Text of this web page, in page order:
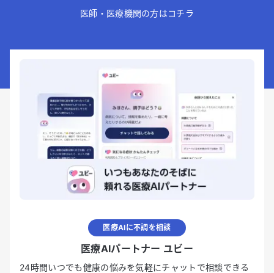
医師・医療機関の方はコチラ
医療AIに不調を相談
医療AIパートナー ユビー
24時間いつでも健康の悩みを気軽にチャットで相談できる